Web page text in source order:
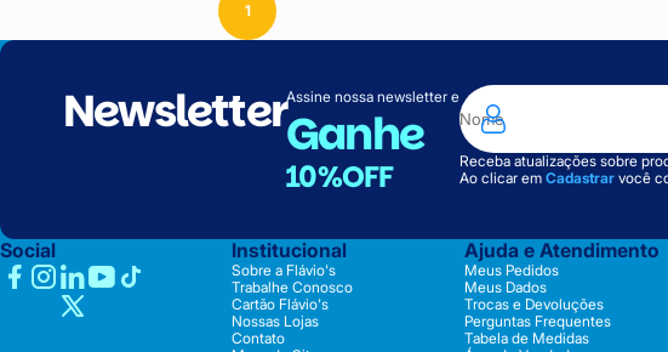
1
NewsletterAssine nossa newsletter e
Ganhe
10%OFF
Receba atualizações sobre
Ao clicar em Cadastrar você
Social Institucional
Sobre a Flávio's
Trabalhe Conosco
Cartão Flávio's
Nossas Lojas
Contato
Ajuda e Atendimento
Meus Pedidos
Meus Dados
Trocas e Devoluções
Perguntas Frequentes
Tabela de Medidas